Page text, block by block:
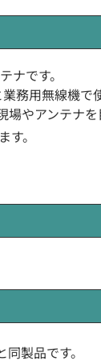
ナです。
用無線機で
やアンテナ
。
同製品です。